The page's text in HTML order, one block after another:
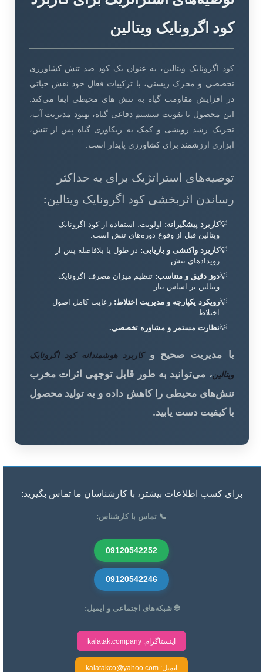
کود اگرونایک ویتالین
کود اگرونایک ویتالین، به عنوان یک کود ضد تنش کشاورزی
تخصصی و محرک زیستی، با ترکیبات فعال خود نقش حیاتی
در افزایش مقاومت گیاه به تنش های محیطی ایفا می‌کند.
این محصول با تقویت سیستم دفاعی گیاه، بهبود مدیریت آب،
تحریک رشد رویشی و کمک به ریکاوری گیاه پس از تنش،
ابزاری ارزشمند برای کشاورزی پایدار است.
توصیه‌های استراتژیک برای به حداکثر
رساندن اثربخشی کود اگرونایک ویتالین:
کاربرد پیشگیرانه: اولویت، استفاده از کود اگرونایک
ویتالین قبل از وقوع دوره‌های تنش است.
کاربرد واکنشی و بازیابی: در طول یا بلافاصله پس از
رویدادهای تنش.
دوز دقیق و متناسب: تنظیم میزان مصرف اگرونایک
ویتالین بر اساس نیاز.
رویکرد یکپارچه و مدیریت اختلاط: رعایت کامل اصول
اختلاط.
نظارت مستمر و مشاوره تخصصی.
با مدیریت صحیح و کاربرد هوشمندانه کود اگرونایک
ویتالین، می‌توانید به طور قابل توجهی اثرات مخرب
تنش‌های محیطی را کاهش داده و به تولید محصول
با کیفیت دست یابید.
برای کسب اطلاعات بیشتر، با کارشناسان ما تماس بگیرید:
📞 تماس با کارشناس:
09120542252
09120542246
🌐 شبکه‌های اجتماعی و ایمیل:
اینستاگرام: kalatak.company
ایمیل: kalatakco@yahoo.com